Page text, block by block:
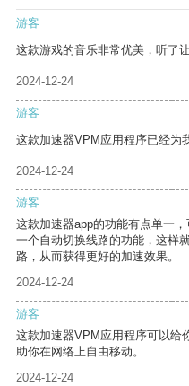
游客
这款游戏的音乐非常优美，听了
2024-12-24
游客
这款加速器VPM应用程序已经为
2024-12-24
游客
这款加速器app的功能有点单一
一个自动切换线路的功能，这样
路，从而获得更好的加速效果。
2024-12-24
游客
这款加速器VPM应用程序可以给
助你在网络上自由移动。
2024-12-24